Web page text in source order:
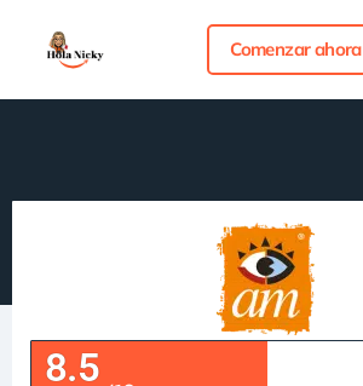
Comenzar ahora
8.5